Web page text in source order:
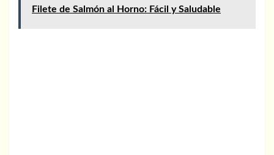
Filete de Salmón al Horno: Fácil y Saludable